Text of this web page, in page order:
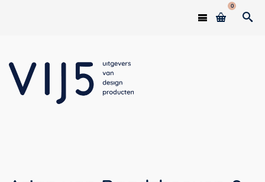
0